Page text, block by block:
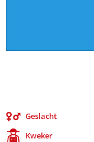
Geslacht
Kweker